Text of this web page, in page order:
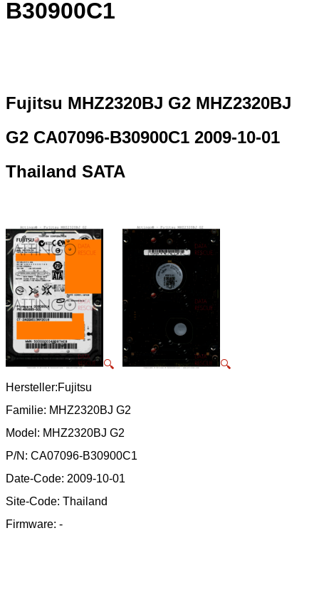
B30900C1
Fujitsu MHZ2320BJ G2 MHZ2320BJ
G2 CA07096-B30900C1 2009-10-01
Thailand SATA
🔍
🔍
Hersteller:Fujitsu
Familie: MHZ2320BJ G2
Model: MHZ2320BJ G2
P/N: CA07096-B30900C1
Date-Code: 2009-10-01
Site-Code: Thailand
Firmware: -